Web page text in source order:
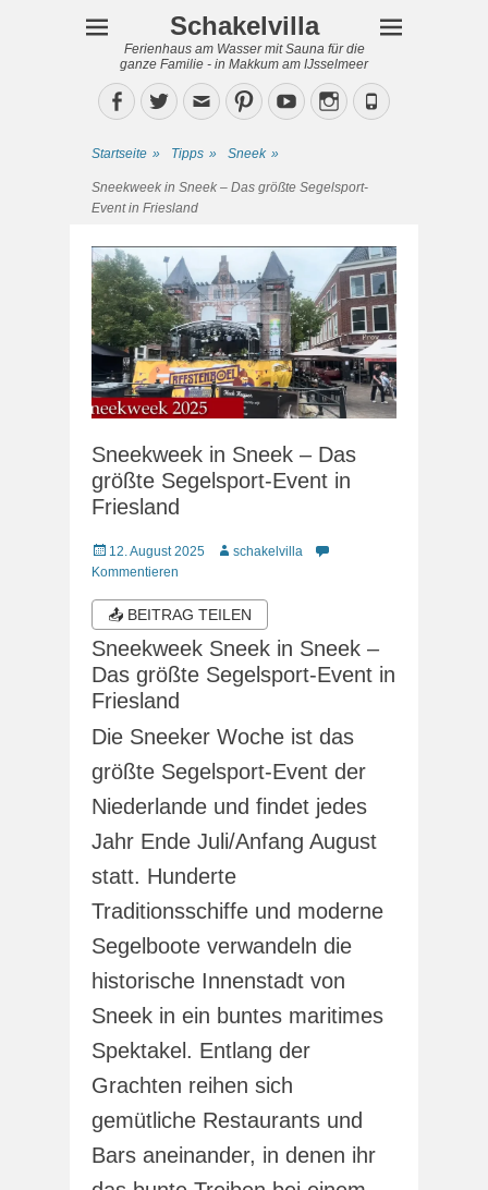
Schakelvilla
Ferienhaus am Wasser mit Sauna für die
ganze Familie - in Makkum am IJsselmeer
Facebook
TwitterEmailPinterestYouTubeInstagram
Phone
Startseite » Tipps » Sneek »
Sneekweek in Sneek – Das größte Segelsport-
Event in Friesland
Sneekweek in Sneek – Das
größte Segelsport-Event in
Friesland
Veröffentlicht
am
12. August 2025 Autorschakelvilla
Kommentieren
📤 BEITRAG TEILEN
Sneekweek Sneek in Sneek –
Das größte Segelsport-Event in
Friesland
Die Sneeker Woche ist das
größte Segelsport-Event der
Niederlande und findet jedes
Jahr Ende Juli/Anfang August
statt. Hunderte
Traditionsschiffe und moderne
Segelboote verwandeln die
historische Innenstadt von
Sneek in ein buntes maritimes
Spektakel. Entlang der
Grachten reihen sich
gemütliche Restaurants und
Bars aneinander, in denen ihr